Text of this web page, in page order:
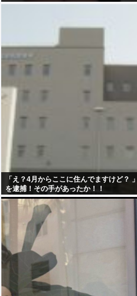
「え？4月からここに住んでますけど？
を逮捕！その手があったか！！